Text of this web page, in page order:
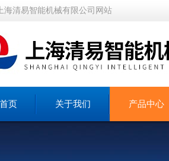
海清易智能机械有限公司网站
页 关于我们 产品中心